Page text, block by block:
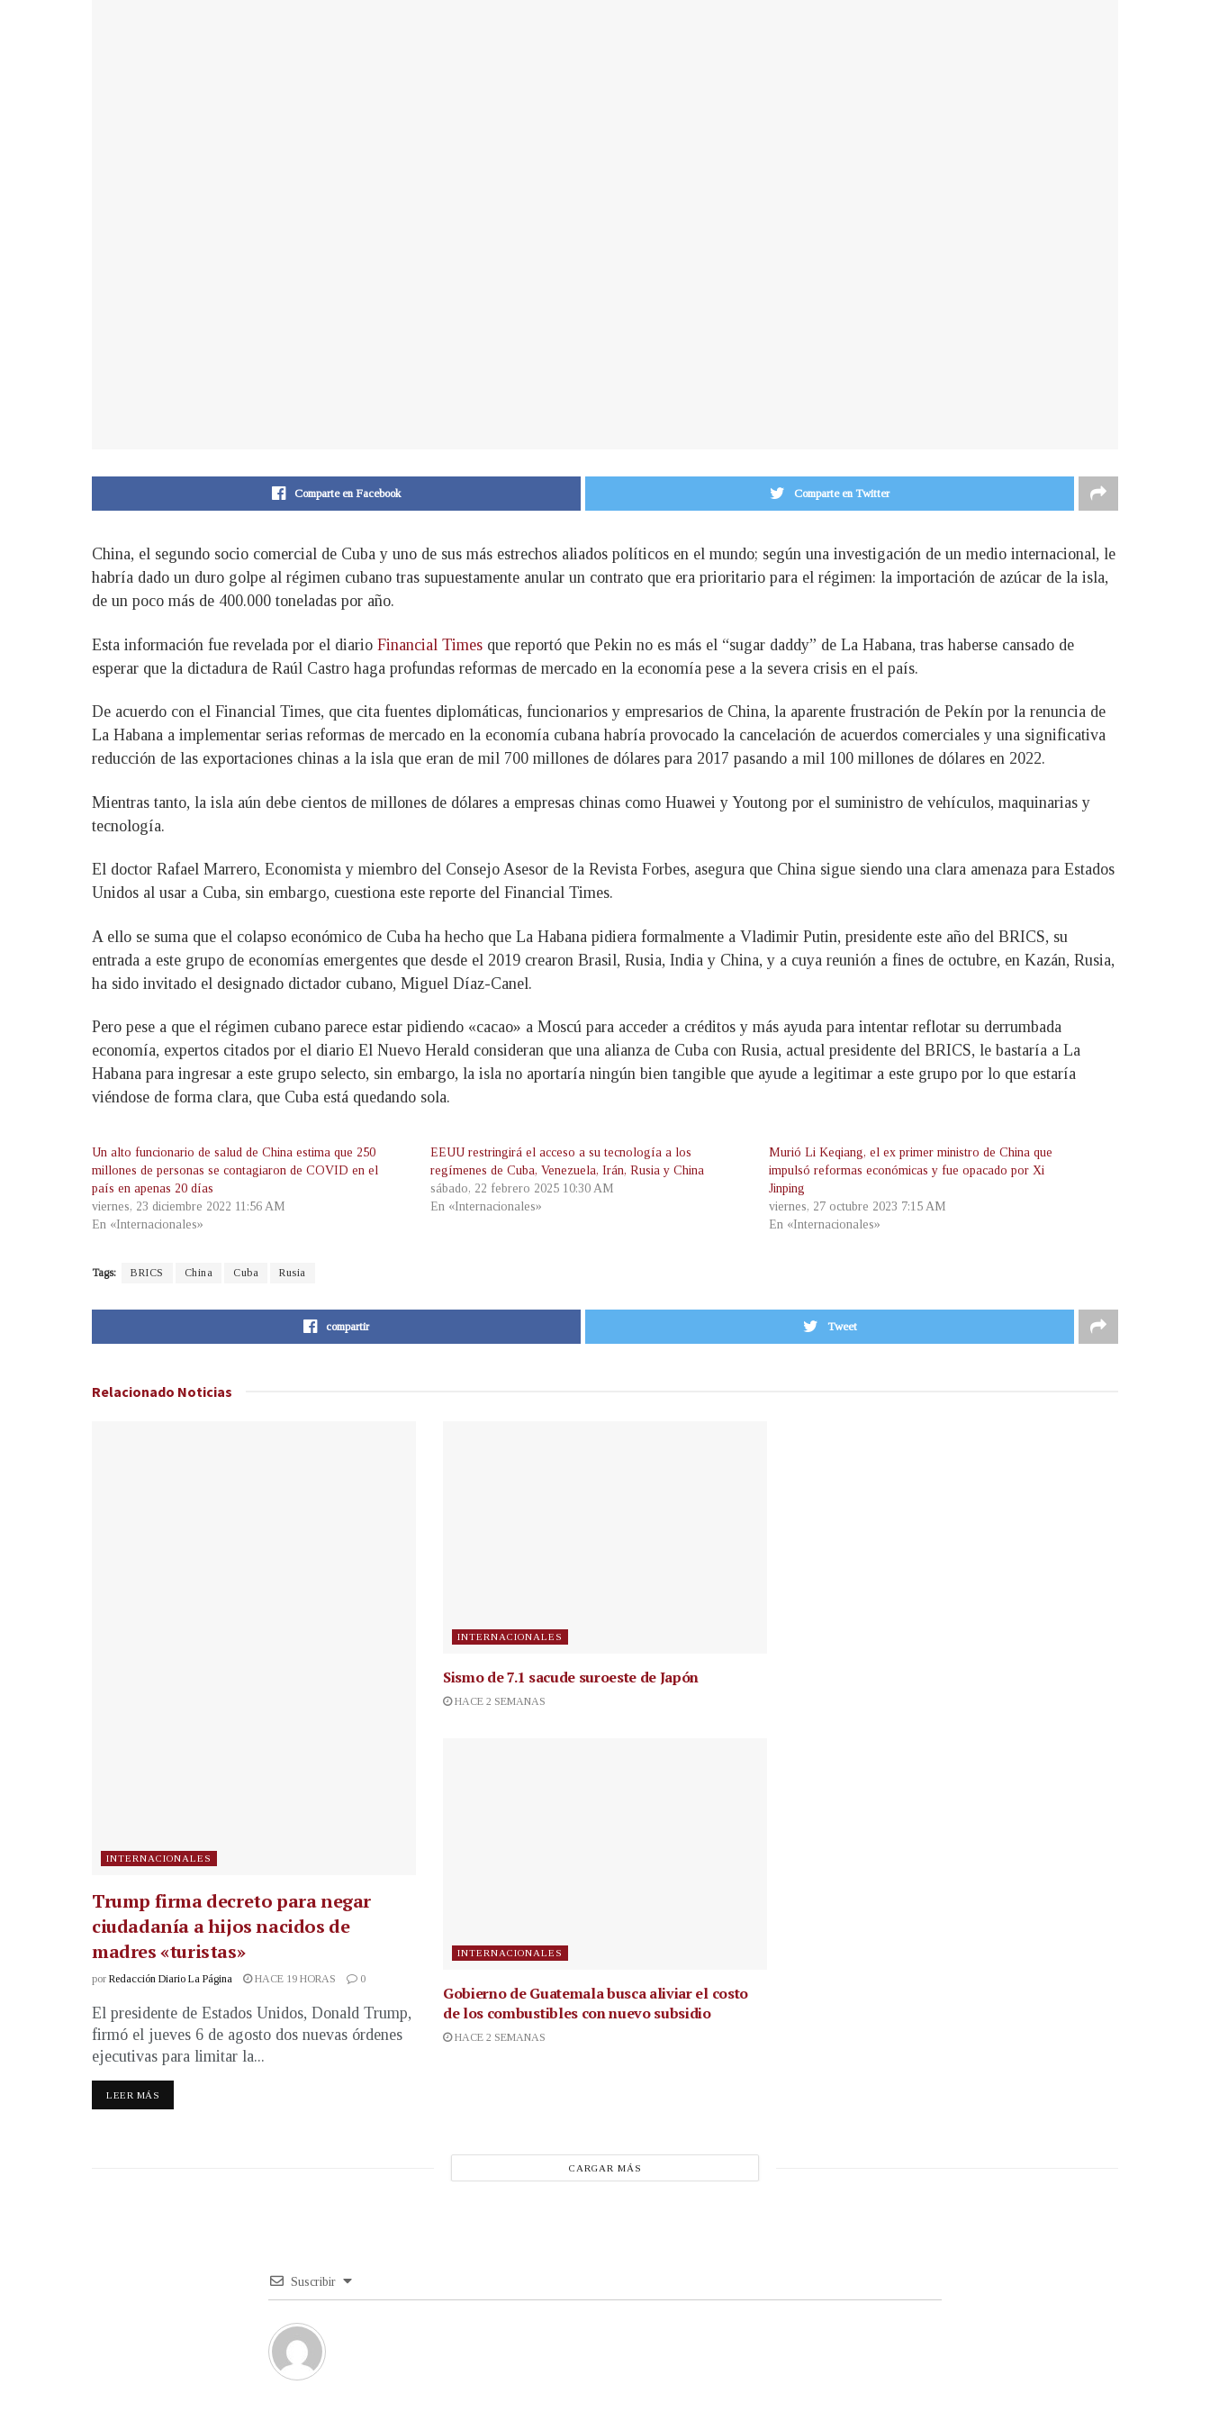
Comparte en Facebook Comparte en Twitter
China, el segundo socio comercial de Cuba y uno de sus más estrechos aliados políticos en el mundo; según una investigación de un medio internacional, le
habría dado un duro golpe al régimen cubano tras supuestamente anular un contrato que era prioritario para el régimen: la importación de azúcar de la isla,
de un poco más de 400.000 toneladas por año.
Esta información fue revelada por el diario Financial Times que reportó que Pekin no es más el “sugar daddy” de La Habana, tras haberse cansado de
esperar que la dictadura de Raúl Castro haga profundas reformas de mercado en la economía pese a la severa crisis en el país.
De acuerdo con el Financial Times, que cita fuentes diplomáticas, funcionarios y empresarios de China, la aparente frustración de Pekín por la renuncia de
La Habana a implementar serias reformas de mercado en la economía cubana habría provocado la cancelación de acuerdos comerciales y una significativa
reducción de las exportaciones chinas a la isla que eran de mil 700 millones de dólares para 2017 pasando a mil 100 millones de dólares en 2022.
Mientras tanto, la isla aún debe cientos de millones de dólares a empresas chinas como Huawei y Youtong por el suministro de vehículos, maquinarias y
tecnología.
El doctor Rafael Marrero, Economista y miembro del Consejo Asesor de la Revista Forbes, asegura que China sigue siendo una clara amenaza para Estados
Unidos al usar a Cuba, sin embargo, cuestiona este reporte del Financial Times.
A ello se suma que el colapso económico de Cuba ha hecho que La Habana pidiera formalmente a Vladimir Putin, presidente este año del BRICS, su
entrada a este grupo de economías emergentes que desde el 2019 crearon Brasil, Rusia, India y China, y a cuya reunión a fines de octubre, en Kazán, Rusia,
ha sido invitado el designado dictador cubano, Miguel Díaz-Canel.
Pero pese a que el régimen cubano parece estar pidiendo «cacao» a Moscú para acceder a créditos y más ayuda para intentar reflotar su derrumbada
economía, expertos citados por el diario El Nuevo Herald consideran que una alianza de Cuba con Rusia, actual presidente del BRICS, le bastaría a La
Habana para ingresar a este grupo selecto, sin embargo, la isla no aportaría ningún bien tangible que ayude a legitimar a este grupo por lo que estaría
viéndose de forma clara, que Cuba está quedando sola.
Un alto funcionario de salud de China estima que 250
millones de personas se contagiaron de COVID en el
país en apenas 20 días
viernes, 23 diciembre 2022 11:56 AM
En «Internacionales»
EEUU restringirá el acceso a su tecnología a los
regímenes de Cuba, Venezuela, Irán, Rusia y China
sábado, 22 febrero 2025 10:30 AM
En «Internacionales»
Murió Li Keqiang, el ex primer ministro de China que
impulsó reformas económicas y fue opacado por Xi
Jinping
viernes, 27 octubre 2023 7:15 AM
En «Internacionales»
Tags: BRICS China Cuba Rusia
compartir Tweet
Relacionado Noticias
INTERNACIONALES
Trump firma decreto para negar
ciudadanía a hijos nacidos de
madres «turistas»
por Redacción Diario La Página HACE 19 HORAS 0
El presidente de Estados Unidos, Donald Trump,
firmó el jueves 6 de agosto dos nuevas órdenes
ejecutivas para limitar la...
LEER MÁS
INTERNACIONALES
Sismo de 7.1 sacude suroeste de Japón
HACE 2 SEMANAS
INTERNACIONALES
Gobierno de Guatemala busca aliviar el costo
de los combustibles con nuevo subsidio
HACE 2 SEMANAS
CARGAR MÁS
Suscribir